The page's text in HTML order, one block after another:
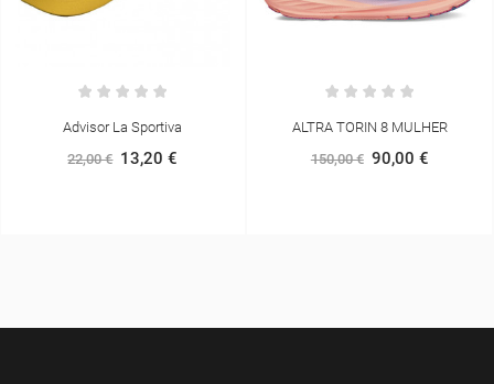
Advisor La Sportiva
22,00 € 13,20 €
ALTRA TORIN 8 MULHER
150,00 € 90,00 €